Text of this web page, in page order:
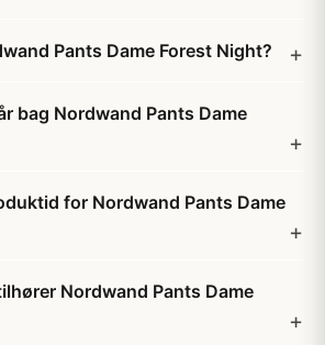
Pants Dame Forest Night?
bag Nordwand Pants Dame
for Nordwand Pants Dame
Nordwand Pants Dame